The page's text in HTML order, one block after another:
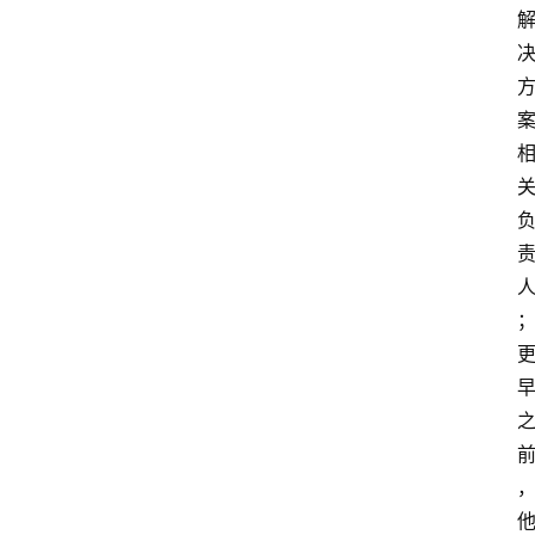
解
决
方
案
相
关
负
责
人
；
更
早
之
前
，
他